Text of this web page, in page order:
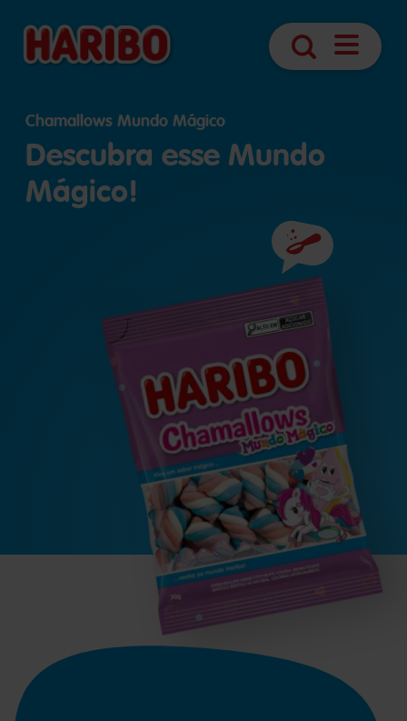
PesquisaAbrir
Chamallows Mundo Mágico
Descubra esse Mundo
Mágico!
Ingredientes